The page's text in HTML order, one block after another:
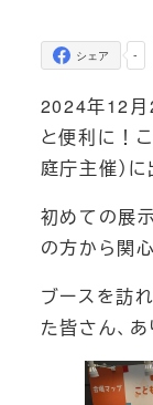
-
シェア
2024年12月
と便利に！
庭庁主催）に
初めての展
の方から関
ブースを訪
た皆さん、